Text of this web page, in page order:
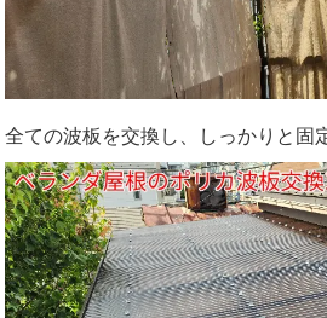
全ての波板を交換し、しっかりと固